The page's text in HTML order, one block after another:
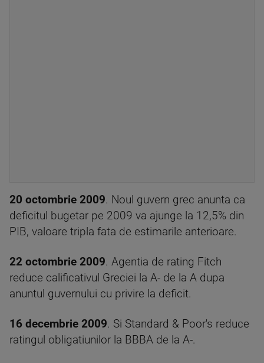
20 octombrie 2009. Noul guvern grec anunta ca
deficitul bugetar pe 2009 va ajunge la 12,5% din
PIB, valoare tripla fata de estimarile anterioare.
22 octombrie 2009. Agentia de rating Fitch
reduce calificativul Greciei la A- de la A dupa
anuntul guvernului cu privire la deficit.
16 decembrie 2009. Si Standard & Poor's reduce
ratingul obligatiunilor la BBBA de la A-.